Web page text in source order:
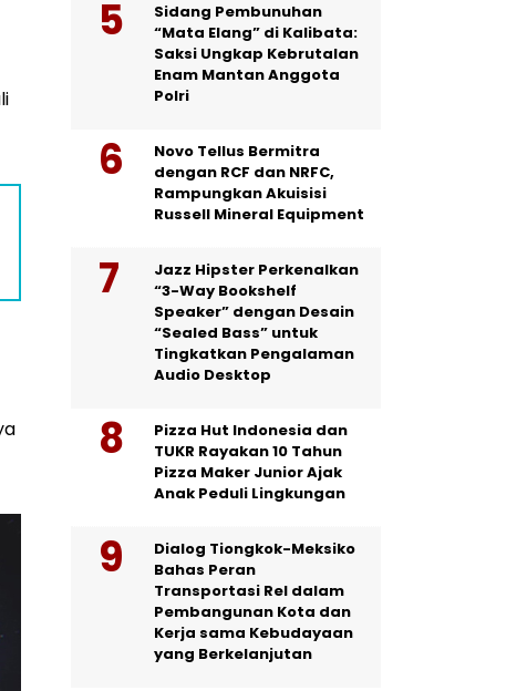
Sidang Pembunuhan
“Mata Elang” di Kalibata:
Saksi Ungkap Kebrutalan
Enam Mantan Anggota
Polri
Novo Tellus Bermitra
dengan RCF dan NRFC,
Rampungkan Akuisisi
Russell Mineral Equipment
Jazz Hipster Perkenalkan
“3-Way Bookshelf
Speaker” dengan Desain
“Sealed Bass” untuk
Tingkatkan Pengalaman
Audio Desktop
Pizza Hut Indonesia dan
TUKR Rayakan 10 Tahun
Pizza Maker Junior Ajak
Anak Peduli Lingkungan
Dialog Tiongkok-Meksiko
Bahas Peran
Transportasi Rel dalam
Pembangunan Kota dan
Kerja sama Kebudayaan
yang Berkelanjutan